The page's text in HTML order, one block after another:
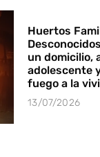
Huertos
un domicilio,
adolescente
fuego a la
13/07/2026